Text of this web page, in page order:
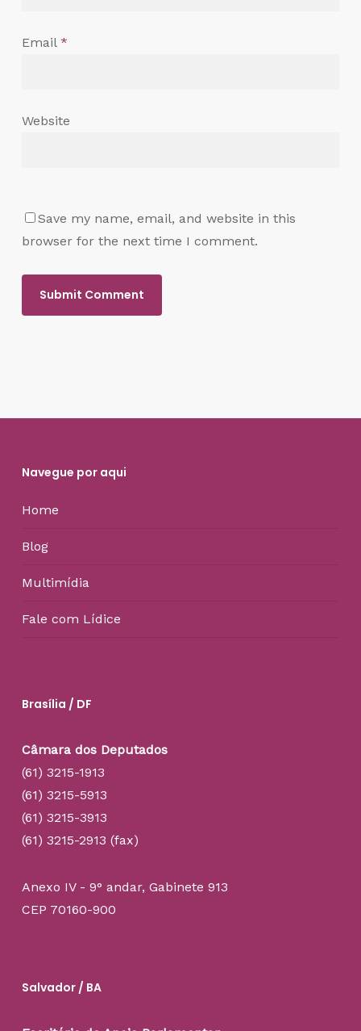
Email *
Website
Save my name, email, and website in this
browser for the next time I comment.
Navegue por aqui
Home
Blog
Multimídia
Fale com Lídice
Brasília / DF
Câmara dos Deputados
(61) 3215-1913
(61) 3215-5913
(61) 3215-3913
(61) 3215-2913 (fax)
Anexo IV - 9° andar, Gabinete 913
CEP 70160-900
Salvador / BA